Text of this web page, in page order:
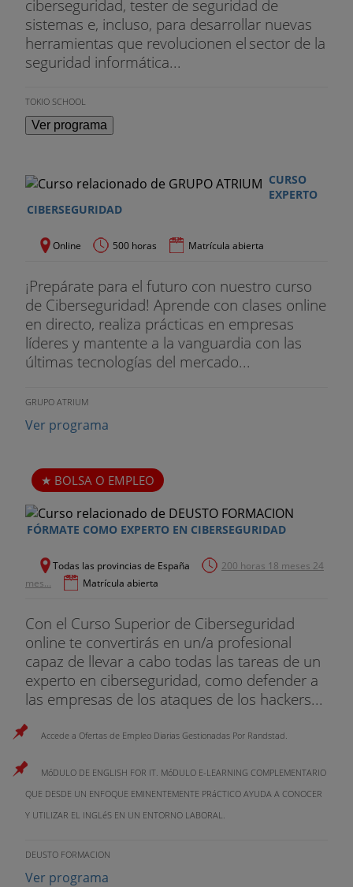
ciberseguridad, tester de seguridad de
sistemas e, incluso, para desarrollar nuevas
herramientas que revolucionen el sector de la
seguridad informática...
TOKIO SCHOOL
Ver programa
CURSO
EXPERTO
CIBERSEGURIDAD
Online 500 horas Matrícula abierta
¡Prepárate para el futuro con nuestro curso
de Ciberseguridad! Aprende con clases online
en directo, realiza prácticas en empresas
líderes y mantente a la vanguardia con las
últimas tecnologías del mercado...
GRUPO ATRIUM
Ver programa
BOLSA O EMPLEO
FÓRMATE COMO EXPERTO EN CIBERSEGURIDAD
Todas las provincias de España
200 horas 18 meses 24
mes...
Matrícula abierta
Con el Curso Superior de Ciberseguridad
online te convertirás en un/a profesional
capaz de llevar a cabo todas las tareas de un
experto en ciberseguridad, como defender a
las empresas de los ataques de los hackers...
Accede a Ofertas de Empleo Diarias Gestionadas Por Randstad.
MóDULO DE ENGLISH FOR IT. MóDULO E-LEARNING COMPLEMENTARIO
QUE DESDE UN ENFOQUE EMINENTEMENTE PRáCTICO AYUDA A CONOCER
Y UTILIZAR EL INGLéS EN UN ENTORNO LABORAL.
DEUSTO FORMACION
Ver programa